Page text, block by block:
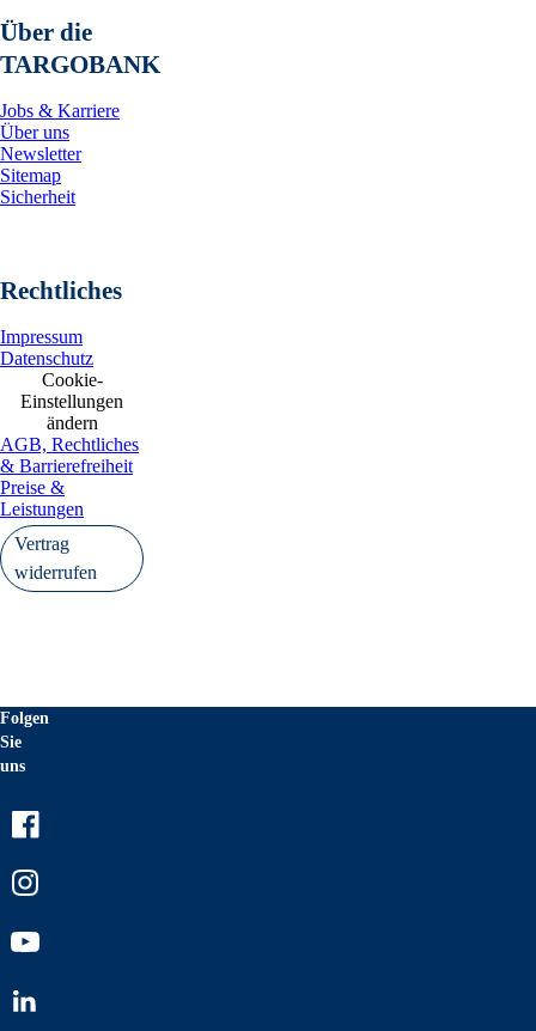
Über die
TARGOBANK
Jobs & Karriere
Über uns
Newsletter
Sitemap
Sicherheit
Rechtliches
Impressum
Datenschutz
Cookie-
Einstellungen
ändern
AGB, Rechtliches
& Barrierefreiheit
Preise &
Leistungen
Vertrag
widerrufen
Folgen
Sie
uns
Youtube